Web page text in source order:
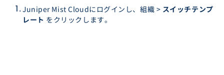
Juniper Mist Cloudにログインし、組織 > スイッチテンプ
レート をクリックします。